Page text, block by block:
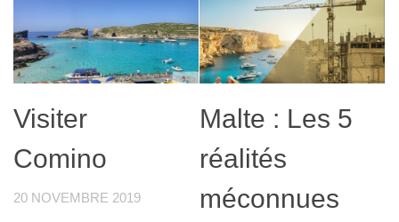
Visiter
Comino
20 NOVEMBRE 2019
Malte : Les 5
réalités
méconnues